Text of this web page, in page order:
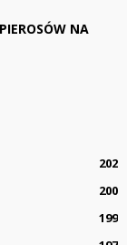
NA
202
200
199